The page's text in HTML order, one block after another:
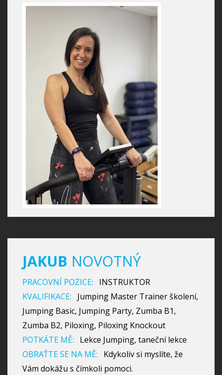
JAKUB NOVOTNÝ
PRACOVNÍ POZICE:
INSTRUKTOR
KVALIFIKACE:
Jumping Master Trainer školení,
Jumping Basic, Jumping Party, Zumba B1,
Zumba B2, Piloxing, Piloxing Knockout
POTKÁTE MĚ:
Lekce Jumping, taneční lekce
OBRAŤTE SE NA MĚ:
Kdykoliv si myslíte, že
Vám dokážu s čímkoli pomoci.